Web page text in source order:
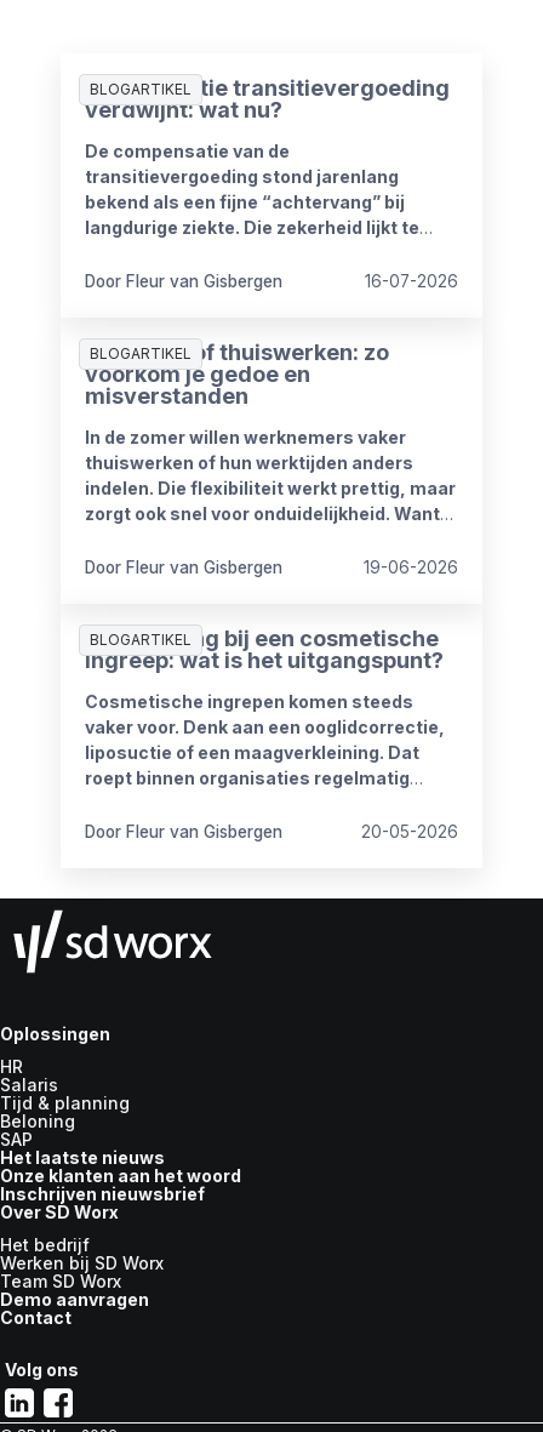
BLOGARTIKEL
Compensatie transitievergoeding
verdwijnt: wat nu?
De compensatie van de
transitievergoeding stond jarenlang
bekend als een fijne “achtervang” bij
langdurige ziekte. Die zekerheid lijkt te
kabinet heeft plannen om de
Door Fleur van Gisbergen 16-07-2026
BLOGARTIKEL
Zomerproof thuiswerken: zo
voorkom je gedoe en
misverstanden
In de zomer willen werknemers vaker
thuiswerken of hun werktijden anders
indelen. Die flexibiliteit werkt prettig, maar
zorgt ook snel voor onduidelijkheid. Want
iemand bereikbaar? En hoe blijft het werk
Door Fleur van Gisbergen 19-06-2026
BLOGARTIKEL
Ziekmelding bij een cosmetische
ingreep: wat is het uitgangspunt?
Cosmetische ingrepen komen steeds
vaker voor. Denk aan een ooglidcorrectie,
liposuctie of een maagverkleining. Dat
roept binnen organisaties regelmatig
Door Fleur van Gisbergen 20-05-2026
Oplossingen
HR
Salaris
Tijd & planning
Beloning
SAP
Het laatste nieuws
Onze klanten aan het woord
Inschrijven nieuwsbrief
Over SD Worx
Het bedrijf
Werken bij SD Worx
Team SD Worx
Demo aanvragen
Contact
Volg ons